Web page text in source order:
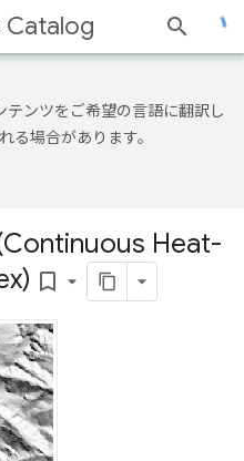
Catalog
テンツをご希望の言語に翻訳し
る場合があります。
Heat-
bookmark_border